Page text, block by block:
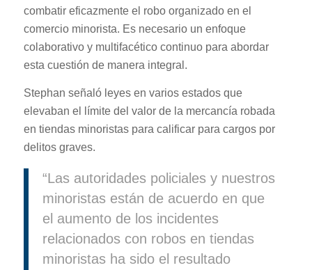
combatir eficazmente el robo organizado en el
comercio minorista. Es necesario un enfoque
colaborativo y multifacético continuo para abordar
esta cuestión de manera integral.
Stephan señaló leyes en varios estados que
elevaban el límite del valor de la mercancía robada
en tiendas minoristas para calificar para cargos por
delitos graves.
“Las autoridades policiales y nuestros
minoristas están de acuerdo en que
el aumento de los incidentes
relacionados con robos en tiendas
minoristas ha sido el resultado